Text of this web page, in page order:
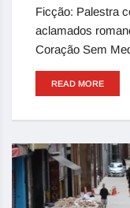
Ficção: Palestra
aclamados
Coração Sem
READ MORE